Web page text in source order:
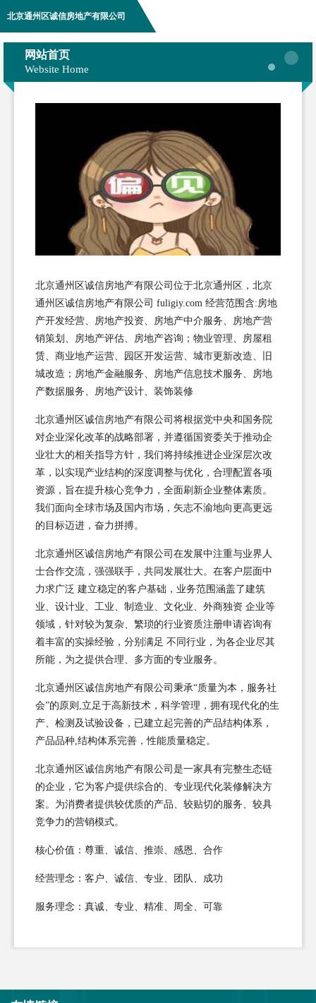
北京通州区诚信房地产有限公司
网站首页
Website Home
北京通州区诚信房地产有限公司位于北京通州区，北京
通州区诚信房地产有限公司 fuligiy.com 经营范围含:房地
产开发经营、房地产投资、房地产中介服务、房地产营
销策划、房地产评估、房地产咨询；物业管理、房屋租
赁、商业地产运营、园区开发运营、城市更新改造、旧
城改造；房地产金融服务、房地产信息技术服务、房地
产数据服务、房地产设计、装饰装修
北京通州区诚信房地产有限公司将根据党中央和国务院
对企业深化改革的战略部署，并遵循国资委关于推动企
业壮大的相关指导方针，我们将持续推进企业深层次改
革，以实现产业结构的深度调整与优化，合理配置各项
资源，旨在提升核心竞争力，全面刷新企业整体素质。
我们面向全球市场及国内市场，矢志不渝地向更高更远
的目标迈进，奋力拼搏。
北京通州区诚信房地产有限公司在发展中注重与业界人
士合作交流，强强联手，共同发展壮大。在客户层面中
力求广泛 建立稳定的客户基础，业务范围涵盖了建筑
业、设计业、工业、制造业、文化业、外商独资 企业等
领域，针对较为复杂、繁琐的行业资质注册申请咨询有
着丰富的实操经验，分别满足 不同行业，为各企业尽其
所能，为之提供合理、多方面的专业服务。
北京通州区诚信房地产有限公司秉承“质量为本，服务社
会”的原则,立足于高新技术，科学管理，拥有现代化的生
产、检测及试验设备，已建立起完善的产品结构体系，
产品品种,结构体系完善，性能质量稳定。
北京通州区诚信房地产有限公司是一家具有完整生态链
的企业，它为客户提供综合的、专业现代化装修解决方
案。为消费者提供较优质的产品、较贴切的服务、较具
竞争力的营销模式。
核心价值：尊重、诚信、推崇、感恩、合作
经营理念：客户、诚信、专业、团队、成功
服务理念：真诚、专业、精准、周全、可靠